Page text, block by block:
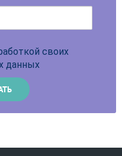
своих
данных